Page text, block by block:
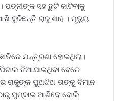
ସହ ଛୁଟି କାଟିବାକୁ
ବୁଜିଛନ୍ତି ରାଜୁ ଶାହ । ମୃତ୍ୟୁ
ଯନ୍ତ୍ରଣା ହୋଇଥିଲା।
ନିଆଯାଇଥିବା ବେଳେ
ରାଜୁଙ୍କ ପୁଅଝିଅ ତାଙ୍କୁ ବିମାନ
ମୁମ୍ବାଇ ଆଣିବେ ବୋଲି